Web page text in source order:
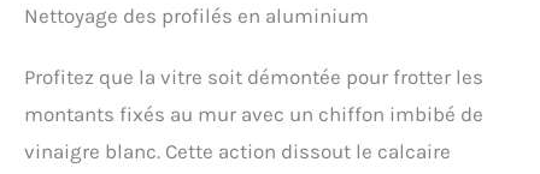
Nettoyage des profilés en aluminium
Profitez que la vitre soit démontée pour frotter les
montants fixés au mur avec un chiffon imbibé de
vinaigre blanc. Cette action dissout le calcaire